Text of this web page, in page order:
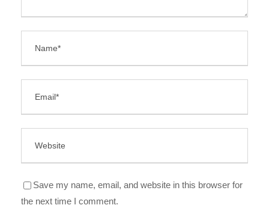
Save my name, email, and website in this browser for
the next time I comment.